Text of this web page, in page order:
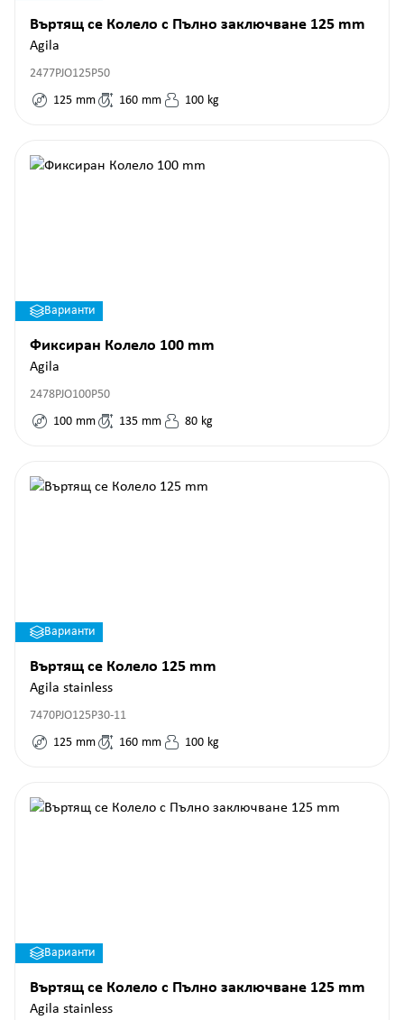
Въртящ се Колело с Пълно заключване 125 mm
Agila
2477PJO125P50
125 mm 160 mm 100 kg
Варианти
Фиксиран Колело 100 mm
Agila
2478PJO100P50
100 mm 135 mm 80 kg
Варианти
Въртящ се Колело 125 mm
Agila stainless
7470PJO125P30-11
125 mm 160 mm 100 kg
Варианти
Въртящ се Колело с Пълно заключване 125 mm
Agila stainless